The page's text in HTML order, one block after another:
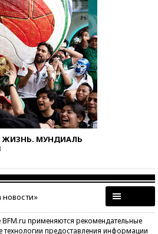
МУНДИАЛЬ
применяются рекомендательные
предоставления информации